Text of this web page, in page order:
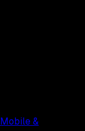
Mobile &